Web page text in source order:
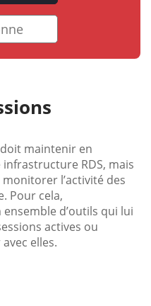
maintenir en
RDS, mais
l’activité des
Pour cela,
d’outils qui lui
actives ou
elles.